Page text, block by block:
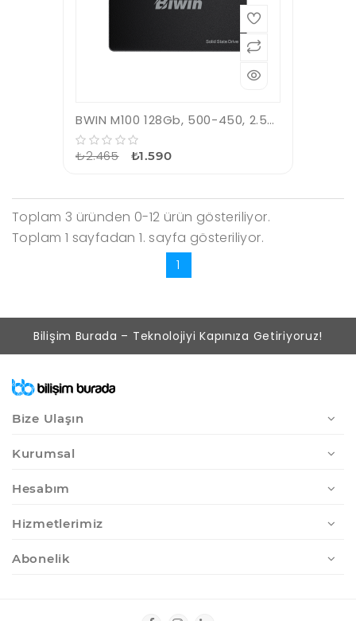
BWIN M100 128Gb, 500-450, 2.5&quot;, SATA3, SSD
₺2.465 ₺1.590
Toplam 3 üründen 0-12 ürün gösteriliyor.
Toplam 1 sayfadan 1. sayfa gösteriliyor.
1
Bilişim Burada – Teknolojiyi Kapınıza Getiriyoruz!
Bize Ulaşın
Kurumsal
Hesabım
Hizmetlerimiz
Abonelik